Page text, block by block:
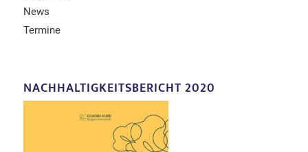
News
Termine
NACHHALTIGKEITSBERICHT 2020